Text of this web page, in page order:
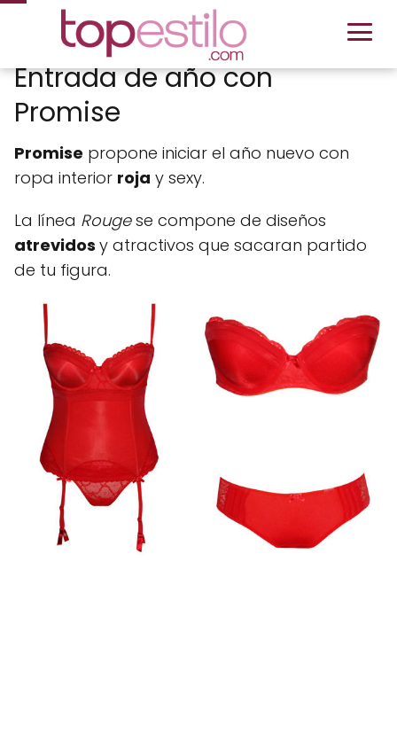
Entrada de año con
Promise
Promise propone iniciar el año nuevo con
ropa interior roja y sexy.
La línea Rougese compone de diseños
atrevidos y atractivos que sacaran partido
de tu figura.